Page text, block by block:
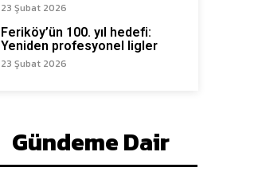
23 Şubat 2026
Feriköy’ün 100. yıl hedefi:
Yeniden profesyonel ligler
23 Şubat 2026
Gündeme Dair